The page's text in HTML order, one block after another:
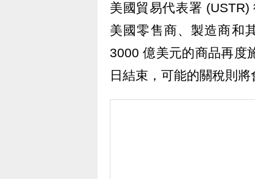
美國貿易代表署
美國零售商、製造商和
3000 億美元的商品再度
日結束，可能的關稅則將